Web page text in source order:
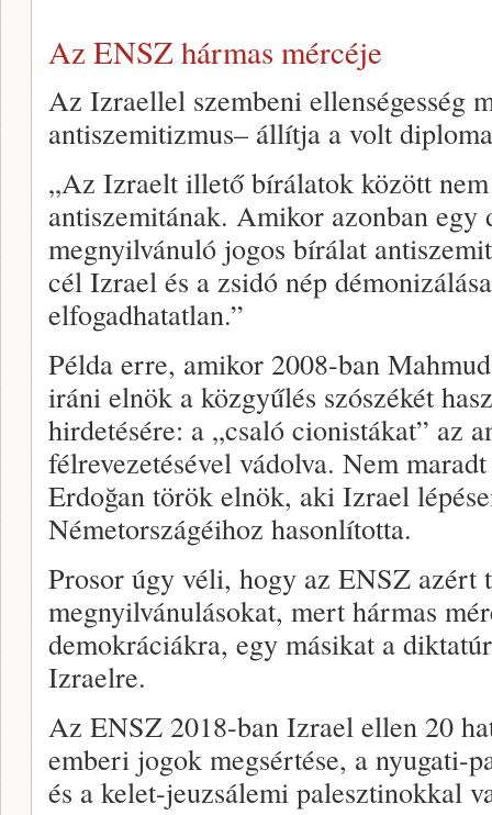
Az ENSZ hármas mércéje
Az Izraellel szembeni ellenségesség
antiszemitizmus– állítja a volt
„Az Izraelt illető bírálatok között
antiszemitának. Amikor azonban egy
megnyilvánuló jogos bírálat
cél Izrael és a zsidó nép
elfogadhatatlan.”
Példa erre, amikor 2008-ban
iráni elnök a közgyűlés szószékét
hirdetésére: a „csaló cionistákat” az
félrevezetésével vádolva. Nem
Erdoğan török elnök, aki Izrael
Németországéihoz hasonlította.
Prosor úgy véli, hogy az ENSZ azért
megnyilvánulásokat, mert hármas
demokráciákra, egy másikat a
Izraelre.
Az ENSZ 2018-ban Izrael ellen 20
emberi jogok megsértése, a nyugati-
és a kelet-jeuzsálemi palesztinokkal